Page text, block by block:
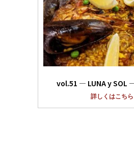
vol.51 ― LUNA y SOL
詳しくはこちら